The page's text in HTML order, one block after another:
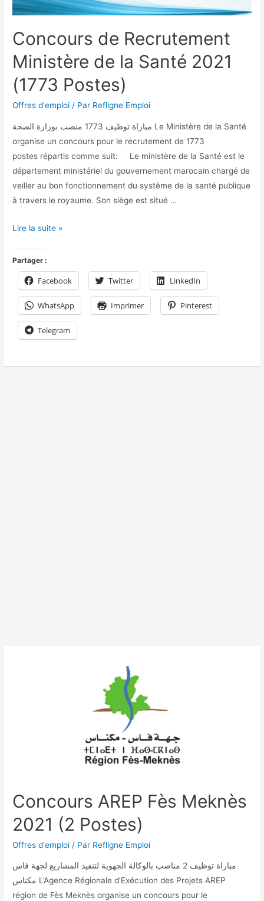
Concours de Recrutement
Ministère de la Santé 2021
(1773 Postes)
Offres d'emploi / Par Refligne Emploi
مباراة توظيف 1773 منصب بوزارة الصحة Le Ministère de la Santé
organise un concours pour le recrutement de 1773
postes répartis comme suit: Le ministère de la Santé est le
département ministériel du gouvernement marocain chargé de
veiller au bon fonctionnement du système de la santé publique
à travers le royaume. Son siège est situé …
Lire la suite »
Partager :
Facebook Twitter LinkedIn
WhatsApp Imprimer Pinterest
Telegram
Concours AREP Fès Meknès
2021 (2 Postes)
Offres d'emploi / Par Refligne Emploi
مباراة توظيف 2 مناصب بالوكالة الجهوية لتنفيذ المشاريع لجهة فاس
مكناس L’Agence Régionale d’Exécution des Projets AREP
région de Fès Meknès organise un concours pour le